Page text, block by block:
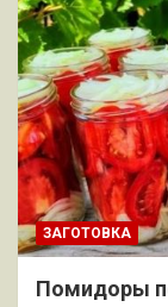
ЗАГОТОВКА
Помидоры